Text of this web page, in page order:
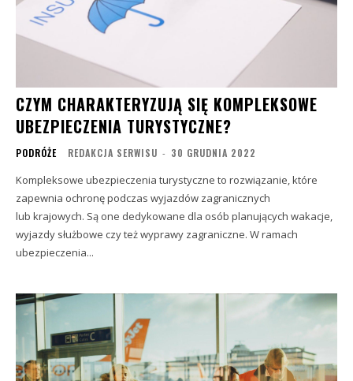
CZYM CHARAKTERYZUJĄ SIĘ KOMPLEKSOWE
UBEZPIECZENIA TURYSTYCZNE?
PODRÓŻE REDAKCJA SERWISU - 30 GRUDNIA 2022
Kompleksowe ubezpieczenia turystyczne to rozwiązanie, które
zapewnia ochronę podczas wyjazdów zagranicznych
lub krajowych. Są one dedykowane dla osób planujących wakacje,
wyjazdy służbowe czy też wyprawy zagraniczne. W ramach
ubezpieczenia...